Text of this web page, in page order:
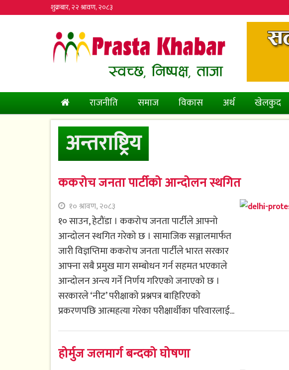
शुक्रबार, २२ श्रावण, २०८३
(current)
राजनीति समाज विकास अर्थ खेलकुद
अन्तराष्ट्रिय
ककरोच जनता पार्टीको आन्दोलन स्थगित
१० श्रावण, २०८३
१० साउन, हेटौंडा । ककरोच जनता पार्टीले आफ्नो
आन्दोलन स्थगित गरेको छ । सामाजिक सञ्जालमार्फत
जारी विज्ञप्तिमा ककरोच जनता पार्टीले भारत सरकार
आफ्ना सबै प्रमुख माग सम्बोधन गर्न सहमत भएकाले
आन्दोलन अन्त्य गर्ने निर्णय गरिएको जनाएको छ ।
सरकारले ‘नीट’ परीक्षाको प्रश्नपत्र बाहिरिएको
प्रकरणपछि आत्महत्या गरेका परीक्षार्थीका परिवारलाई...
होर्मुज जलमार्ग बन्दको घोषणा